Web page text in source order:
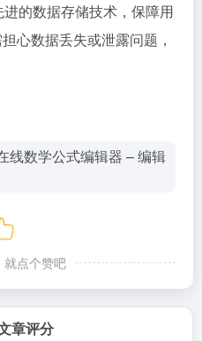
的数据存储技术，保障用
心数据丢失或泄露问题，
就点个赞吧
章评分